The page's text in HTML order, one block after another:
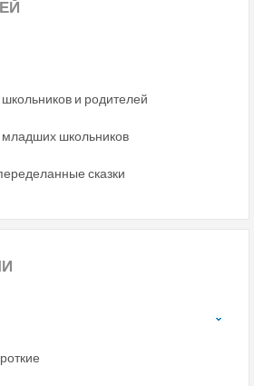
и родителей
школьников
сказки